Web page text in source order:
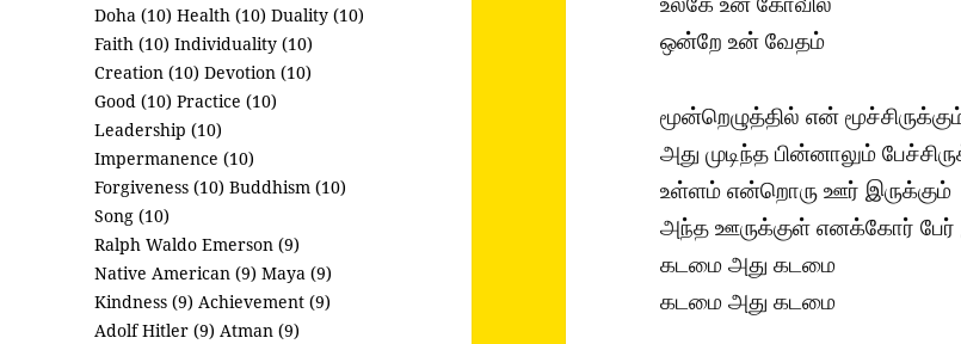
Doha (10) Health (10) Duality (10)
Faith (10) Individuality (10)
Creation (10) Devotion (10)
Good (10) Practice (10)
Leadership (10)
Impermanence (10)
Forgiveness (10) Buddhism (10)
Song (10)
Ralph Waldo Emerson (9)
Native American (9) Maya (9)
Kindness (9) Achievement (9)
Adolf Hitler (9) Atman (9)
ஒன்றே உன் வேதம்
மூன்றெழுத்தில் என்
அது முடிந்த பின்னாலும்
உள்ளம் என்றொரு ஊர் இருக்கும்
அந்த ஊருக்குள் எனக்கோர் பேர்
கடமை அது கடமை
கடமை அது கடமை